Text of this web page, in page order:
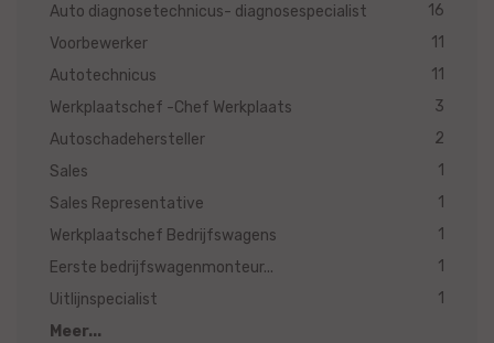
Auto diagnosetechnicus- diagnosespecialist
16
Voorbewerker
11
Autotechnicus
11
Werkplaatschef -Chef Werkplaats
3
Autoschadehersteller
2
Sales
1
Sales Representative
1
Werkplaatschef Bedrijfswagens
1
Eerste bedrijfswagenmonteur...
1
Uitlijnspecialist
1
Meer...